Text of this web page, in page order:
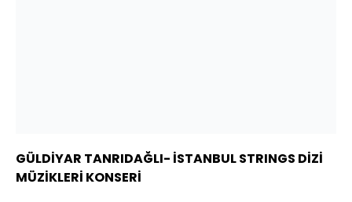
GÜLDİYAR TANRIDAĞLI- İSTANBUL STRINGS DİZİ
MÜZİKLERİ KONSERİ